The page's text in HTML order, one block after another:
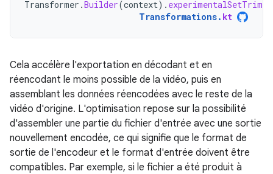
Transformer .Builder(context).
Transformations. kt
Cela accélère l'exportation en décodant et en
réencodant le moins possible de la vidéo, puis en
assemblant les données réencodées avec le reste de la
vidéo d'origine. L'optimisation repose sur la possibilité
d'assembler une partie du fichier d'entrée avec une sortie
nouvellement encodée, ce qui signifie que le format de
sortie de l'encodeur et le format d'entrée doivent être
compatibles. Par exemple, si le fichier a été produit à